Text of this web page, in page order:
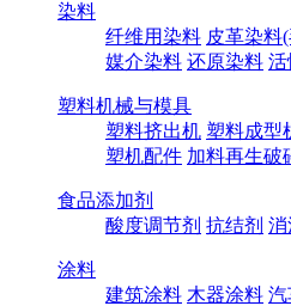
染料
纤维用染料 皮革染料
媒介染料 还原染料 活
塑料机械与模具
塑料挤出机 塑料成型
塑机配件 加料再生破
食品添加剂
酸度调节剂 抗结剂 消
涂料
建筑涂料 木器涂料 汽